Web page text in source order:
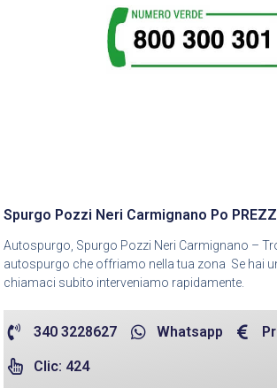
Spurgo Pozzi Neri Carmignano Po PREZZI
Autospurgo, Spurgo Pozzi Neri Carmignano –
autospurgo che offriamo nella tua zona Se hai
chiamaci subito interveniamo rapidamente.
340 3228627 Whatsapp
Clic: 424